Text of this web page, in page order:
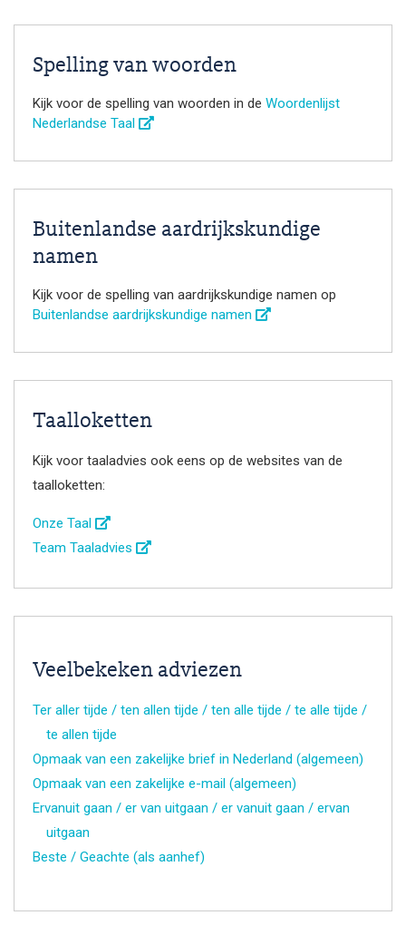
Spelling van woorden
Kijk voor de spelling van woorden in de Woordenlijst
Nederlandse Taal
Buitenlandse aardrijkskundige
namen
Kijk voor de spelling van aardrijkskundige namen op
Buitenlandse aardrijkskundige namen
Taalloketten
Kijk voor taaladvies ook eens op de websites van de
taalloketten:
Onze Taal
Team Taaladvies
Veelbekeken adviezen
Ter aller tijde / ten allen tijde / ten alle tijde / te alle tijde /
te allen tijde
Opmaak van een zakelijke brief in Nederland (algemeen)
Opmaak van een zakelijke e-mail (algemeen)
Ervanuit gaan / er van uitgaan / er vanuit gaan / ervan
uitgaan
Beste / Geachte (als aanhef)